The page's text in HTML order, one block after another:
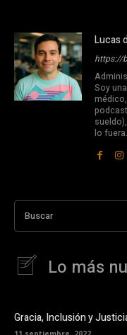
Lucas
https://
Soy
lo
Buscar
Lo más
Gracia, Inclusión y